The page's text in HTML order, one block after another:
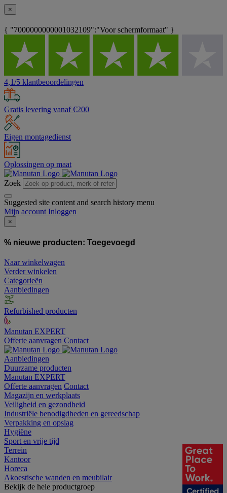
×
{ "7000000000001032109":"Voor schermformaat" }
4,1/5 klantbeoordelingen
Gratis levering vanaf €200
Eigen montagedienst
Oplossingen op maat
Zoek
Suggested site content and search history menu
Mijn account Inloggen
×
% nieuwe producten: Toegevoegd
Naar winkelwagen
Verder winkelen
Categorieën
Aanbiedingen
Refurbished producten
Manutan EXPERT
Offerte aanvragen Contact
Aanbiedingen
Duurzame producten
Manutan EXPERT
Offerte aanvragen Contact
Magazijn en werkplaats
Veiligheid en gezondheid
Industriële benodigdheden en gereedschap
Verpakking en opslag
Hygiëne
Sport en vrije tijd
Terrein
Kantoor
Horeca
Akoestische wanden en meubilair
Bekijk de hele productgroep